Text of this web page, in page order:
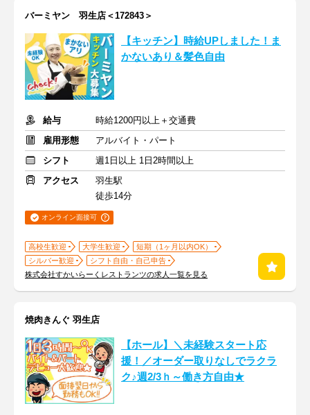
バーミヤン 羽生店＜172843＞
【キッチン】時給UPしました！ま
かないあり＆髪色自由
給与
時給1200円以上＋交通費
雇用形態
アルバイト・パート
シフト
週1日以上 1日2時間以上
アクセス
羽生駅
徒歩14分
オンライン面接可
高校生歓迎 大学生歓迎
短期（1ヶ月以内OK）
シルバー歓迎
シフト自由・自己申告
株式会社すかいらーくレストランツの求人一覧を見る
焼肉きんぐ 羽生店
【ホール】＼未経験スタート応
援！／オーダー取りなしでラクラ
ク♪週2/3ｈ～働き方自由★